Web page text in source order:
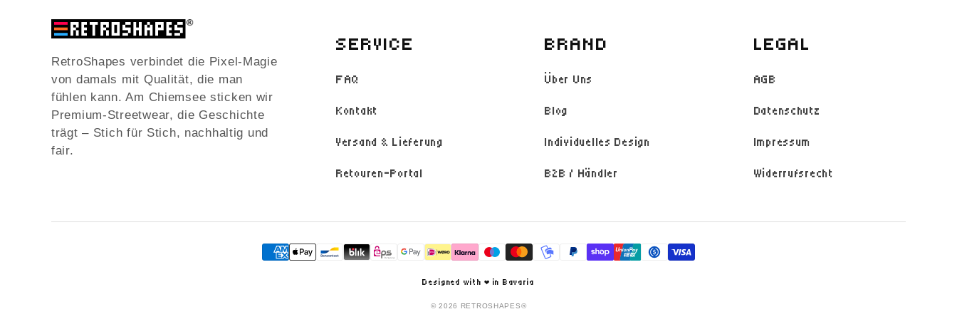
RetroShapes verbindet die Pixel-Magie
von damals mit Qualität, die man
fühlen kann. Am Chiemsee sticken wir
Premium-Streetwear, die Geschichte
trägt – Stich für Stich, nachhaltig und
fair.
SERVICE
FAQ
Kontakt
Versand & Lieferung
Retouren-Portal
BRAND
Über Uns
Blog
Individuelles Design
B2B / Händler
LEGAL
AGB
Datenschutz
Impressum
Widerrufsrecht
Zahlungsmethoden
Designed with ❤️ in Bavaria
© 2026 RETROSHAPES®